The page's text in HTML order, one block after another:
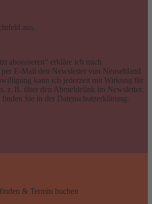
aus.
abonnieren“ erkläre ich mich
E-Mail den Newsletter von Neusehland
kann ich jederzeit mit Wirkung für
z. B. über den Abmeldelink im Newsletter.
Sie in der Datenschutzerklärung.
& Termin buchen